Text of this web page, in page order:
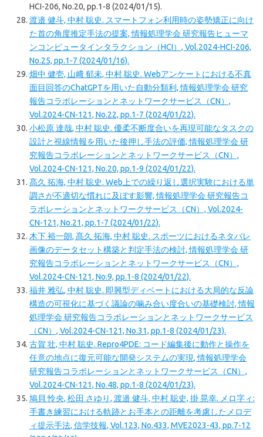
HCI-206, No.20, pp.1-8 (2024/01/15).
渡邉 健斗, 中村 聡史. スマートフォン利用時の姿勢矯正に向け
た首の角度推定手法の提案, 情報処理学会 研究報告ヒューマ
ンコンピュータインタラクション（HCI）, Vol.2024-HCI-206,
No.25, pp.1-7 (2024/01/16).
畑中 健壱, 山﨑 郁未, 中村 聡史. Webアンケートにおける不真
面目回答のChatGPTを用いた自動分類利, 情報処理学会 研究
報告コラボレーションとネットワークサービス（CN）,
Vol.2024-CN-121, No.22, pp.1-7 (2024/01/22).
小松原 達哉, 中村 聡史. 優柔不断度合いを再現可能なタスクの
設計と視線情報を用いた後押し手法の評価, 情報処理学会 研
究報告コラボレーションとネットワークサービス（CN）,
Vol.2024-CN-121, No.20, pp.1-9 (2024/01/22).
髙久 拓海, 中村 聡史. Web上での繰り返し選択実験における単
調さが不適切な慣れに及ぼす影響, 情報処理学会 研究報告コ
ラボレーションとネットワークサービス（CN）, Vol.2024-
CN-121, No.21, pp.1-7 (2024/01/22).
木下 裕一朗, 髙久 拓海, 中村 聡史. スポーツにおけるネタバレ
画像のデータセット構築と判定手法の検討, 情報処理学会 研
究報告コラボレーションとネットワークサービス（CN）,
Vol.2024-CN-121, No.9, pp.1-8 (2024/01/22).
福井 雅弘, 中村 聡史. 即興型ディベートにおける大局的な反論
構造の可視化に基づく議論の噛み合い度合いの基礎検討, 情報
処理学会 研究報告コラボレーションとネットワークサービス
（CN）, Vol.2024-CN-121, No.31, pp.1-8 (2024/01/23).
古賀 壮, 中村 聡史. Repro4PDE: コード編集後に動作と操作を
任意の地点に復元可能な開発システムの実現, 情報処理学会
研究報告コラボレーションとネットワークサービス（CN）,
Vol.2024-CN-121, No.48, pp.1-8 (2024/01/23).
鳩貝 怜央, 松田 さゆり, 渡邉 健斗, 中村 聡史, 掛 晃幸. メロ字ィ:
手書き練習における軌跡とお手本との距離を考慮したメロデ
ィ提示手法, 信学技報, Vol.123, No.433, MVE2023-43, pp.7-12